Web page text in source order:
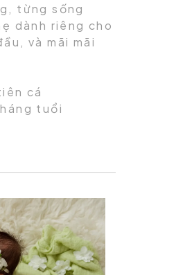
từng sống
dành riêng cho
và mãi mãi
cá
tuổi